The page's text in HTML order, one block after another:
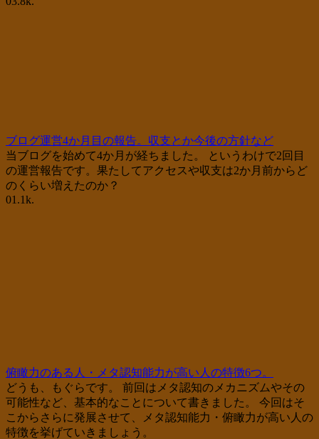
ブログ運営4か月目の報告。収支とか今後の方針など
当ブログを始めて4か月が経ちました。 というわけで2回目
の運営報告です。果たしてアクセスや収支は2か月前からど
のくらい増えたのか？
01.1k.
俯瞰力のある人・メタ認知能力が高い人の特徴6つ。
どうも、もぐらです。 前回はメタ認知のメカニズムやその
可能性など、基本的なことについて書きました。 今回はそ
こからさらに発展させて、メタ認知能力・俯瞰力が高い人の
特徴を挙げていきましょう。